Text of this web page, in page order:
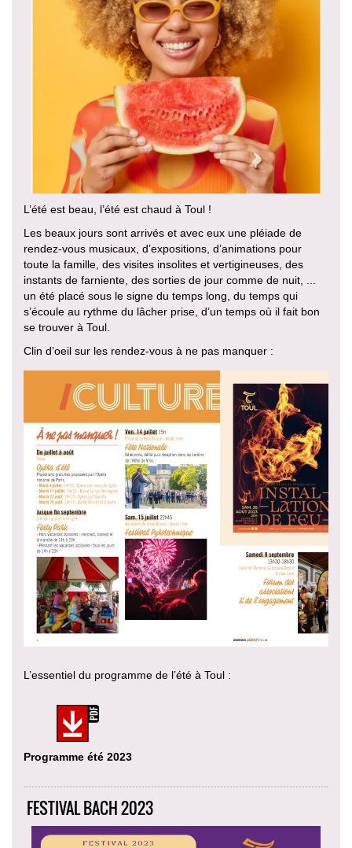
L’été est beau, l’été est chaud à Toul !
Les beaux jours sont arrivés et avec eux une pléiade de
rendez-vous musicaux, d’expositions, d’animations pour
toute la famille, des visites insolites et vertigineuses, des
instants de farniente, des sorties de jour comme de nuit, ...
un été placé sous le signe du temps long, du temps qui
s’écoule au rythme du lâcher prise, d’un temps où il fait bon
se trouver à Toul.
Clin d’oeil sur les rendez-vous à ne pas manquer :
L’essentiel du programme de l’été à Toul :
Programme été 2023
FESTIVAL BACH 2023